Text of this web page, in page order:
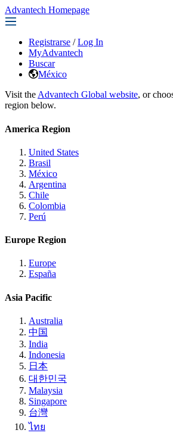
Advantech Homepage
Registrarse / Log In
MyAdvantech
Buscar
México
Visit the Advantech Global website, or
region below.
America Region
United States
Brasil
México
Argentina
Chile
Colombia
Perú
Europe Region
Europe
España
Asia Pacific
Australia
中国
India
Indonesia
日本
대한민국
Malaysia
Singapore
台灣
ไทย